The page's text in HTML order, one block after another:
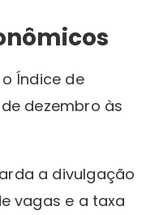
Índice de
dezembro às
a divulgação
vagas e a taxa